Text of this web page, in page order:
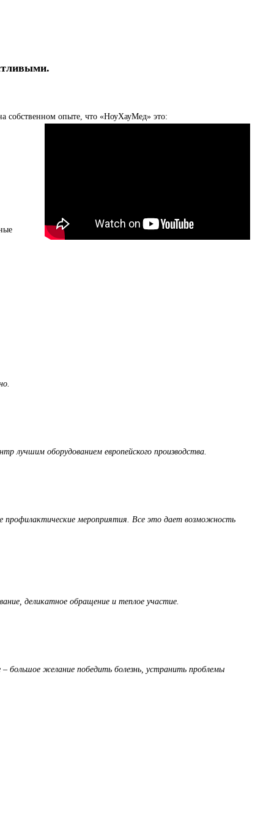
опыте, что «НоуХауМед» это:
лучшим оборудованием европейского производства.
профилактические мероприятия. Все это дает возможность
деликатное обращение и теплое участие.
большое желание победить болезнь, устранить проблемы